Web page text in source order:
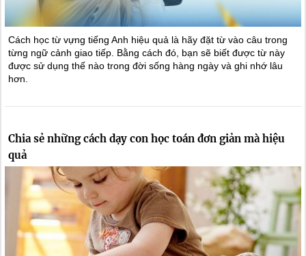
Cách học từ vựng tiếng Anh hiệu quả là hãy đặt từ vào câu trong
từng ngữ cảnh giao tiếp. Bằng cách đó, bạn sẽ biết được từ này
được sử dụng thế nào trong đời sống hàng ngày và ghi nhớ lâu
hơn.
Chia sẻ những cách dạy con học toán đơn giản mà hiệu
quả